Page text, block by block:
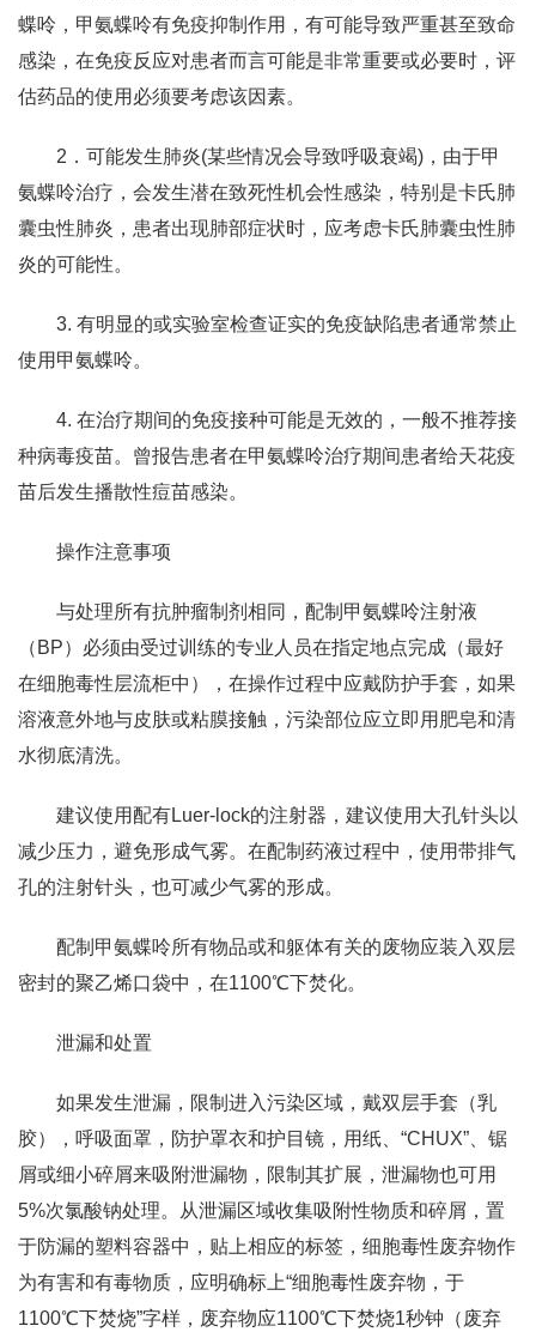
蝶呤，甲氨蝶呤有免疫抑制作用，有可能导致严重甚至致命
感染，在免疫反应对患者而言可能是非常重要或必要时，评
估药品的使用必须要考虑该因素。
2．可能发生肺炎(某些情况会导致呼吸衰竭)，由于甲
氨蝶呤治疗，会发生潜在致死性机会性感染，特别是卡氏肺
囊虫性肺炎，患者出现肺部症状时，应考虑卡氏肺囊虫性肺
炎的可能性。
3. 有明显的或实验室检查证实的免疫缺陷患者通常禁止
使用甲氨蝶呤。
4. 在治疗期间的免疫接种可能是无效的，一般不推荐接
种病毒疫苗。曾报告患者在甲氨蝶呤治疗期间患者给天花疫
苗后发生播散性痘苗感染。
操作注意事项
与处理所有抗肿瘤制剂相同，配制甲氨蝶呤注射液
（BP）必须由受过训练的专业人员在指定地点完成（最好
在细胞毒性层流柜中），在操作过程中应戴防护手套，如果
溶液意外地与皮肤或粘膜接触，污染部位应立即用肥皂和清
水彻底清洗。
建议使用配有Luer-lock的注射器，建议使用大孔针头以
减少压力，避免形成气雾。在配制药液过程中，使用带排气
孔的注射针头，也可减少气雾的形成。
配制甲氨蝶呤所有物品或和躯体有关的废物应装入双层
密封的聚乙烯口袋中，在1100℃下焚化。
泄漏和处置
如果发生泄漏，限制进入污染区域，戴双层手套（乳
胶），呼吸面罩，防护罩衣和护目镜，用纸、“CHUX”、锯
屑或细小碎屑来吸附泄漏物，限制其扩展，泄漏物也可用
5%次氯酸钠处理。从泄漏区域收集吸附性物质和碎屑，置
于防漏的塑料容器中，贴上相应的标签，细胞毒性废弃物作
为有害和有毒物质，应明确标上“细胞毒性废弃物，于
1100℃下焚烧”字样，废弃物应1100℃下焚烧1秒钟（废弃